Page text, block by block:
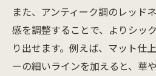
アンティークネイル
げ技
大人女性が選ぶアン
イン例
また、アンティーク調のレッド
感を調整することで、よりシッ
り出せます。例えば、マット仕
ーの細いラインを加えると、華